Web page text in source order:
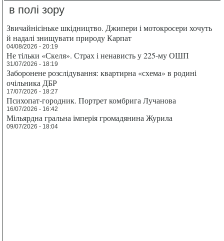
в полі зору
Звичайнісіньке шкідництво. Джипери і мотокросери хочуть
й надалі знищувати природу Карпат
04/08/2026 - 20:19
Не тільки «Скеля». Страх і ненависть у 225-му ОШП
31/07/2026 - 18:19
Заборонене розслідування: квартирна «схема» в родині
очільника ДБР
17/07/2026 - 18:27
Психопат-городник. Портрет комбрига Лучанова
16/07/2026 - 16:42
Мільярдна гральна імперія громадянина Журила
09/07/2026 - 18:04